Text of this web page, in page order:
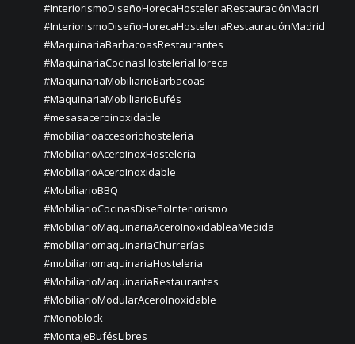
#InteriorismoDiseñoHorecaHosteleriaRestauraciónMadri
#InteriorismoDiseñoHorecaHosteleriaRestauraciónMadrid
#MaquinariaBarbacoasRestaurantes
#MaquinariaCocinasHosteleríaHoreca
#MaquinariaMobiliarioBarbacoas
#MaquinariaMobiliarioBufés
#mesasaceroinoxidable
#mobiliarioaccesoriohosteleria
#MobiliarioAceroInoxHostelería
#MobiliarioAceroInoxidable
#MobiliarioBBQ
#MobiliarioCocinasDiseñoInteriorismo
#MobiliarioMaquinariaAceroInoxidableaMedida
#mobiliariomaquinariaChurrerías
#mobiliariomaquinariaHosteleria
#MobiliarioMaquinariaRestaurantes
#MobiliarioModularAceroInoxidable
#Monoblock
#MontajeBufésLibres